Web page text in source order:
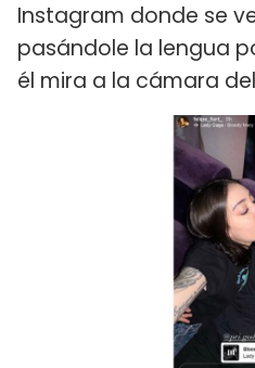
Instagram donde se
pasándole la lengua
él mira a la cámara